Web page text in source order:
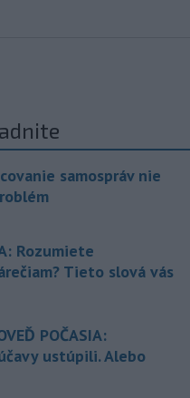
samospráv nie
Rozumiete
Tieto slová vás
POČASIA:
ustúpili. Alebo